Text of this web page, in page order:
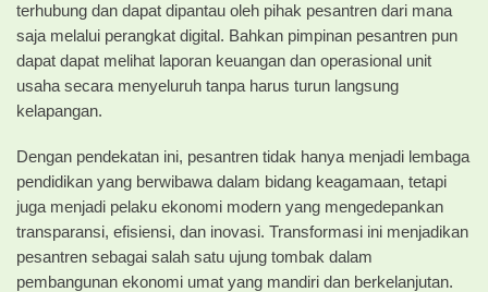
terhubung dan dapat dipantau oleh pihak pesantren dari mana
saja melalui perangkat digital. Bahkan pimpinan pesantren pun
dapat dapat melihat laporan keuangan dan operasional unit
usaha secara menyeluruh tanpa harus turun langsung
kelapangan.
Dengan pendekatan ini, pesantren tidak hanya menjadi lembaga
pendidikan yang berwibawa dalam bidang keagamaan, tetapi
juga menjadi pelaku ekonomi modern yang mengedepankan
transparansi, efisiensi, dan inovasi. Transformasi ini menjadikan
pesantren sebagai salah satu ujung tombak dalam
pembangunan ekonomi umat yang mandiri dan berkelanjutan.